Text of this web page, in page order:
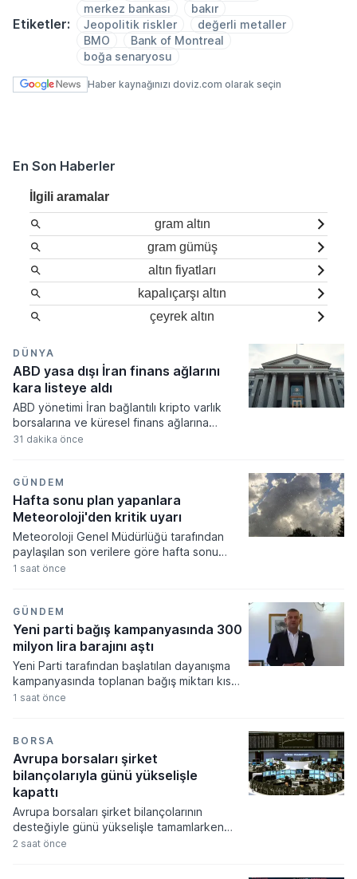
Etiketler:
merkez bankası
bakır
Jeopolitik riskler
değerli metaller
BMO
Bank of Montreal
boğa senaryosu
Haber kaynağınızı doviz.com olarak seçin
En Son Haberler
İlgili aramalar
gram altın
gram gümüş
altın fiyatları
kapalıçarşı altın
çeyrek altın
DÜNYA
ABD yasa dışı İran finans ağlarını
kara listeye aldı
ABD yönetimi İran bağlantılı kripto varlık
borsalarına ve küresel finans ağlarına
yönelik yeni yaptırımlar uygulama kararı
düzenlemeler kapsamında iki dijital varlık
platformu ve bir gölge bankacılık sistemi
yaptırım listesine dahil edildi.
31 dakika önce
GÜNDEM
Hafta sonu plan yapanlara
Meteoroloji'den kritik uyarı
Meteoroloji Genel Müdürlüğü tarafından
paylaşılan son verilere göre hafta sonu
boyunca yurdun büyük bölümünde az
seyretmesi beklenirken, Marmara'nın
kuzeyi ile Karadeniz kıyılarında yerel yağış
geçişlerinin görülebileceği tahmin ediliyor.
1 saat önce
GÜNDEM
Yeni parti bağış kampanyasında 300
milyon lira barajını aştı
Yeni Parti tarafından başlatılan dayanışma
kampanyasında toplanan bağış miktarı kısa
sürede 300 milyon lira barajını aşarak
siyasi oluşum, dokuz günlük süreçte
ulaşılan rakamları ve bağışçı sayısını
kamuoyuyla paylaştı.
1 saat önce
BORSA
Avrupa borsaları şirket
bilançolarıyla günü yükselişle
kapattı
Avrupa borsaları şirket bilançolarının
desteğiyle günü yükselişle tamamlarken
yatırımcılar ekonomik verilere odaklandı.
2 saat önce